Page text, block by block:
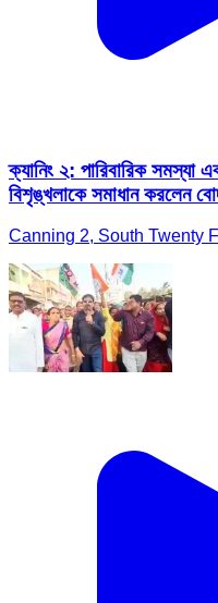
ক্যানিং ২: পারিবারিক সমস্যা
বিশৃঙ্খলাকে সমাধান করলেন
Canning 2, South Twenty